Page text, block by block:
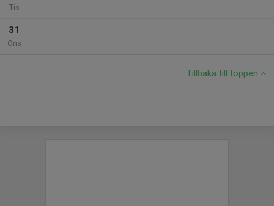
Tis
31
Ons
Tillbaka till toppen